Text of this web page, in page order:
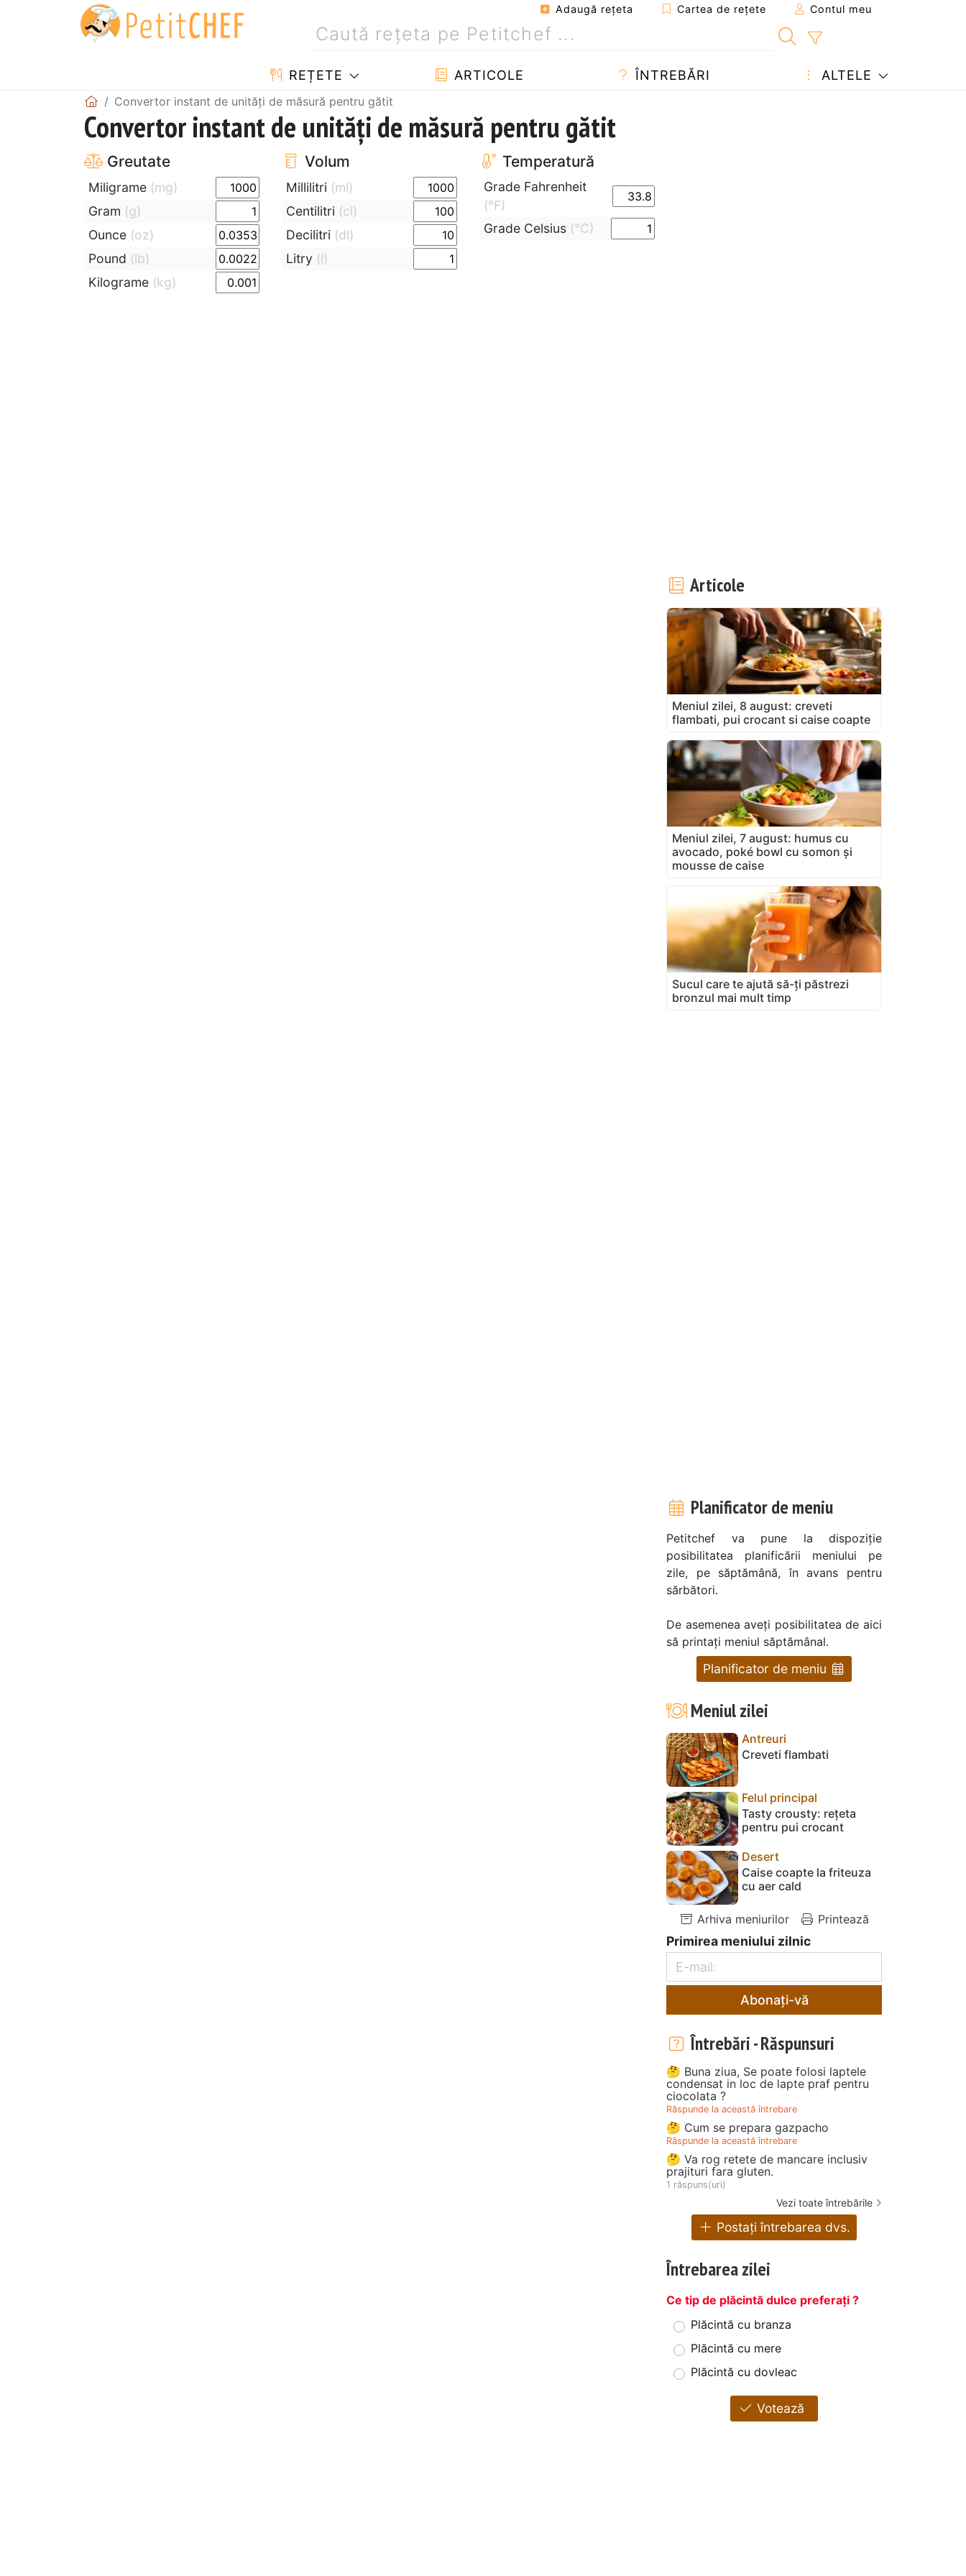
Adaugă reţeta Cartea de rețete Contul meu
REȚETE ARTICOLE ÎNTREBĂRI ALTELE
Convertor instant de unităţi de măsură pentru gătit
Convertor instant de unităţi de măsură pentru gătit
Greutate
Miligrame (mg)
Gram (g)
Ounce (oz)
Pound (lb)
Kilograme (kg)
Volum
Millilitri (ml)
Centilitri (cl)
Decilitri (dl)
Litry (l)
Temperatură
Grade Fahrenheit
(°F)
Grade Celsius (°C)
Articole
Meniul zilei, 8 august: creveti
flambati, pui crocant si caise coapte
Meniul zilei, 7 august: humus cu
avocado, poké bowl cu somon și
mousse de caise
Sucul care te ajută să-ți păstrezi
bronzul mai mult timp
Planificator de meniu
Petitchef va pune la dispoziție
posibilitatea planificării meniului pe
zile, pe săptămână, în avans pentru
sărbători.
De asemenea aveți posibilitatea de aici
să printați meniul săptămânal.
Planificator de meniu
Meniul zilei
Antreuri
Creveti flambati
Felul principal
Tasty crousty: rețeta
pentru pui crocant
Desert
Caise coapte la friteuza
cu aer cald
Arhiva meniurilor Printează
Primirea meniului zilnic
Abonați-vă
Întrebări - Răspunsuri
🤔 Buna ziua, Se poate folosi laptele
condensat in loc de lapte praf pentru
ciocolata ?
Răspunde la această întrebare
🤔 Cum se prepara gazpacho
Răspunde la această întrebare
🤔 Va rog retete de mancare inclusiv
prajituri fara gluten.
1 răspuns(uri)
Vezi toate întrebările
Postați întrebarea dvs.
Întrebarea zilei
Ce tip de plăcintă dulce preferați ?
Plăcintă cu branza
Plăcintă cu mere
Plăcintă cu dovleac
Votează